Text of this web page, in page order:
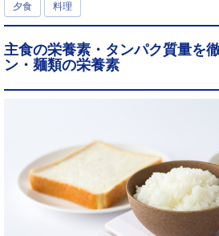
夕食 料理
主食の栄養素・タンパク質量を
ン・麺類の栄養素